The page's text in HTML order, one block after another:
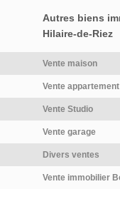
Autres biens
Hilaire-de-Riez
Vente maison
Vente appartement
Vente Studio
Vente garage
Divers ventes
Vente immobilier